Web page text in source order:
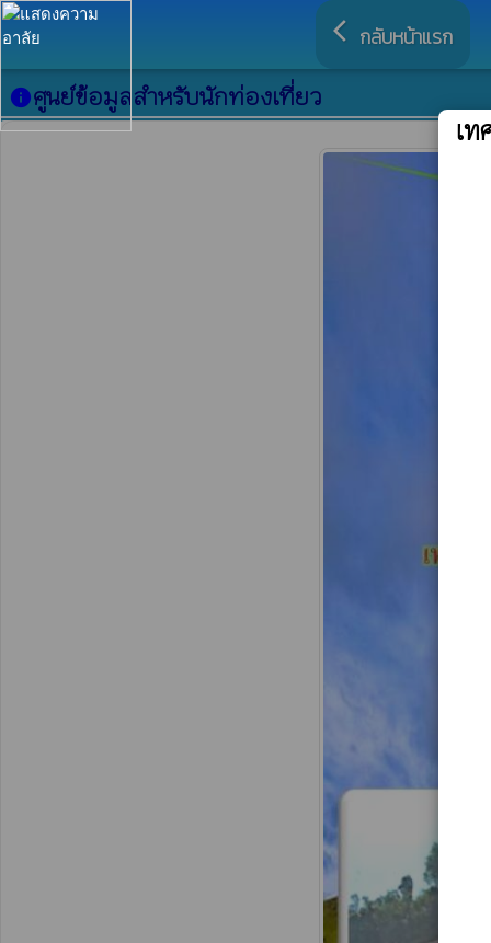
arrow_back_ios กลับหน้าแรก
infoศูนย์ข้อมูลสำหรับนักท่องเที่ยว
เ